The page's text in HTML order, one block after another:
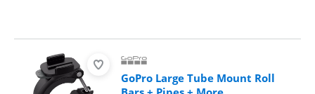
GoPro Large Tube Mount Roll